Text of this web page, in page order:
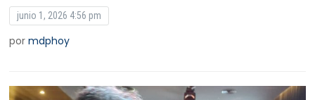
junio 1, 2026 4:56 pm
pormdphoy